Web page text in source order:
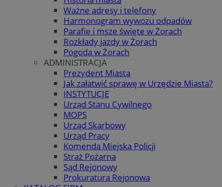
Ważne adresy i telefony
Harmonogram wywozu odpadów
Parafie i msze święte w Żorach
Rozkłady jazdy w Żorach
Pogoda w Żorach
ADMINISTRACJA
Prezydent Miasta
Jak załatwić sprawę w Urzędzie Miasta?
INSTYTUCJE
Urząd Stanu Cywilnego
MOPS
Urząd Skarbowy
Urząd Pracy
Komenda Miejska Policji
Straż Pożarna
Sąd Rejonowy
Prokuratura Rejonowa